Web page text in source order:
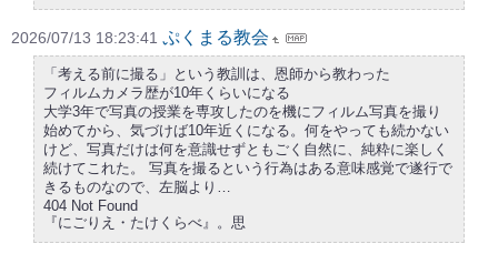
2026/07/13 18:23:41 ぷくまる教会
「考える前に撮る」という教訓は、恩師から教わった
フィルムカメラ歴が10年くらいになる
大学3年で写真の授業を専攻したのを機にフィルム写真を撮り
始めてから、気づけば10年近くになる。何をやっても続かない
けど、写真だけは何を意識せずともごく自然に、純粋に楽しく
続けてこれた。 写真を撮るという行為はある意味感覚で遂行で
きるものなので、左脳より…
404 Not Found
『にごりえ・たけくらべ』。思